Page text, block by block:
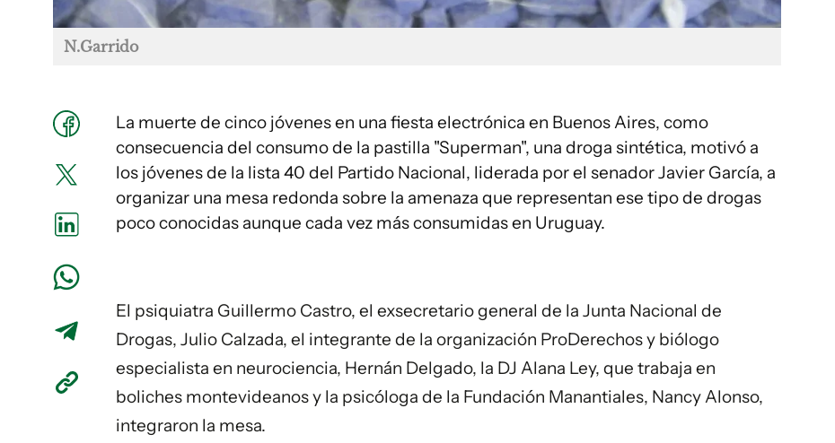
N.Garrido
La muerte de cinco jóvenes en una fiesta electrónica en Buenos Aires, como
consecuencia del consumo de la pastilla "Superman", una droga sintética, motivó a
los jóvenes de la lista 40 del Partido Nacional, liderada por el senador Javier García, a
organizar una mesa redonda sobre la amenaza que representan ese tipo de drogas
poco conocidas aunque cada vez más consumidas en Uruguay.
El psiquiatra Guillermo Castro, el exsecretario general de la Junta Nacional de
Drogas, Julio Calzada, el integrante de la organización ProDerechos y biólogo
especialista en neurociencia, Hernán Delgado, la DJ Alana Ley, que trabaja en
boliches montevideanos y la psicóloga de la Fundación Manantiales, Nancy Alonso,
integraron la mesa.